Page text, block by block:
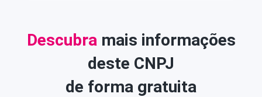
Descubra mais informações
deste CNPJ
de forma gratuita